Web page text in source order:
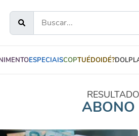
ESPECIAISCOPTUÉDOIDÉ?